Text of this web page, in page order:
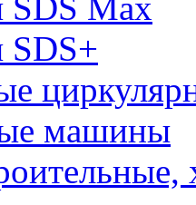
SDS+
машины